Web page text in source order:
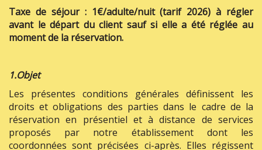
Taxe de séjour : 1€/adulte/nuit (tarif 2026) à régler
avant le départ du client sauf si elle a été réglée au
moment de la réservation.
1.Objet
Les présentes conditions générales définissent les
droits et obligations des parties dans le cadre de la
réservation en présentiel et à distance de services
proposés par notre établissement dont les
coordonnées sont précisées ci-après. Elles régissent